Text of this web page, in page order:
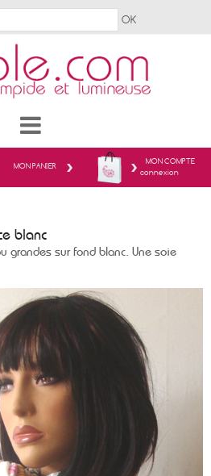
MON COMPTE
connexion
MON PANIER
blanc
grandes sur fond blanc. Une soie